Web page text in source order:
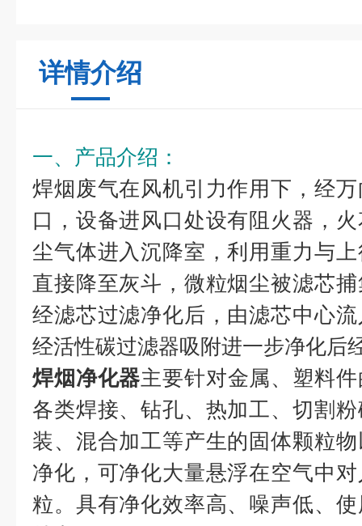
详情介绍
一、产品介绍：
焊烟废气在风机引力作用下，经
口，设备进风口处设有阻火器，
尘气体进入沉降室，利用重力与
直接降至灰斗，微粒烟尘被滤芯
经滤芯过滤净化后，由滤芯中心
经活性碳过滤器吸附进一步净化后
焊烟净化器主要针对金属、塑料
各类焊接、钻孔、热加工、切割
装、混合加工等产生的固体颗粒
净化，可净化大量悬浮在空气中
粒。具有净化效率高、噪声低、